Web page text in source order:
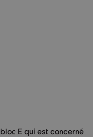
E qui est concerné